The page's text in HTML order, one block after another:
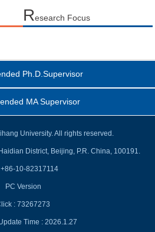
Research Focus
Ph.D.Supervisor
MA Supervisor
University. All rights reserved.
District, Beijing, P.R. China, 100191.
+86-10-82317114
PC Version
: 73267273
Time : 2026.1.27